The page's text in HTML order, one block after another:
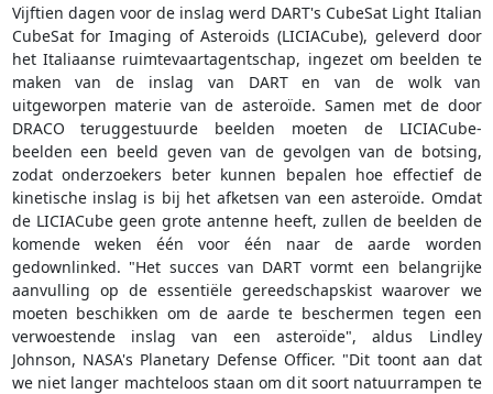
Vijftien dagen voor de inslag werd DART's CubeSat Light Italian
CubeSat for Imaging of Asteroids (LICIACube), geleverd door
het Italiaanse ruimtevaartagentschap, ingezet om beelden te
maken van de inslag van DART en van de wolk van
uitgeworpen materie van de asteroïde. Samen met de door
DRACO teruggestuurde beelden moeten de LICIACube-
beelden een beeld geven van de gevolgen van de botsing,
zodat onderzoekers beter kunnen bepalen hoe effectief de
kinetische inslag is bij het afketsen van een asteroïde. Omdat
de LICIACube geen grote antenne heeft, zullen de beelden de
komende weken één voor één naar de aarde worden
gedownlinked. "Het succes van DART vormt een belangrijke
aanvulling op de essentiële gereedschapskist waarover we
moeten beschikken om de aarde te beschermen tegen een
verwoestende inslag van een asteroïde", aldus Lindley
Johnson, NASA's Planetary Defense Officer. "Dit toont aan dat
we niet langer machteloos staan om dit soort natuurrampen te